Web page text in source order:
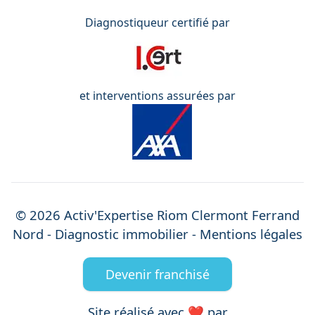
Diagnostiqueur certifié par
et interventions assurées par
© 2026 Activ'Expertise Riom Clermont Ferrand
Nord - Diagnostic immobilier - Mentions légales
Devenir franchisé